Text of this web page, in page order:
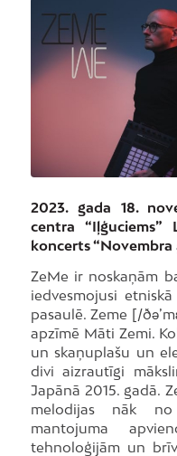
2023. gada 18.
centra “Iļģuciems”
koncerts “Novembra
ZeMe ir noskaņām
iedvesmojusi
pasaulē. Zeme [/
apzīmē Māti Zemi.
un skaņuplašu un
divi aizrautīgi
Japānā 2015. gadā.
melodijas nāk
mantojuma
tehnoloģijām un